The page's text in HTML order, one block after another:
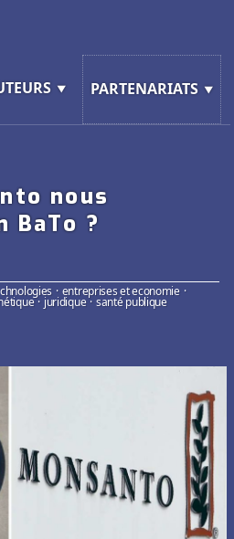
PARTENARIATS
nous
BaTo ?
· entreprises et economie ·
· juridique · santé publique